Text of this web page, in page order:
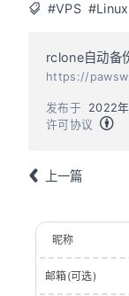
#VPS #Linux
rclone自动备
https://
发布于
2022
许可协议
上一篇
昵称
邮箱(可选)